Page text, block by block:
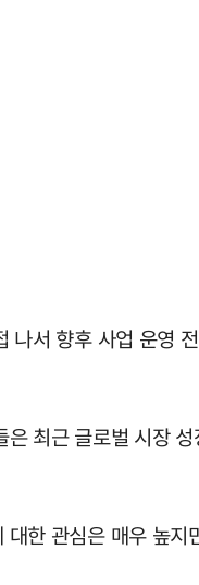
나서 향후 사업 운영
최근 글로벌 시장
한 관심은 매우 높